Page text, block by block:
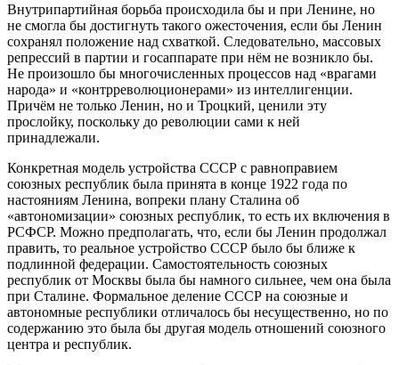
Внутрипартийная борьба происходила бы и при Ленине, но
не смогла бы достигнуть такого ожесточения, если бы Ленин
сохранял положение над схваткой. Следовательно, массовых
репрессий в партии и госаппарате при нём не возникло бы.
Не произошло бы многочисленных процессов над «врагами
народа» и «контрреволюционерами» из интеллигенции.
Причём не только Ленин, но и Троцкий, ценили эту
прослойку, поскольку до революции сами к ней
принадлежали.
Конкретная модель устройства СССР с равноправием
союзных республик была принята в конце 1922 года по
настояниям Ленина, вопреки плану Сталина об
«автономизации» союзных республик, то есть их включения в
РСФСР. Можно предполагать, что, если бы Ленин продолжал
править, то реальное устройство СССР было бы ближе к
подлинной федерации. Самостоятельность союзных
республик от Москвы была бы намного сильнее, чем она была
при Сталине. Формальное деление СССР на союзные и
автономные республики отличалось бы несущественно, но по
содержанию это была бы другая модель отношений союзного
центра и республик.